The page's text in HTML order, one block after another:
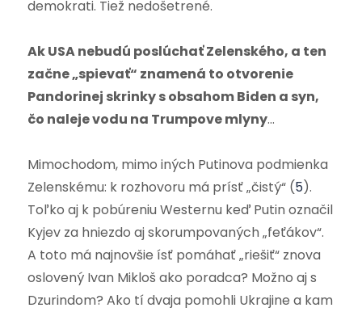
demokrati. Tiež nedošetrené.
Ak USA nebudú poslúchať Zelenského, a ten
začne „spievať“ znamená to otvorenie
Pandorinej skrinky s obsahom Biden a syn,
čo naleje vodu na Trumpove mlyny…
Mimochodom, mimo iných Putinova podmienka
Zelenskému: k rozhovoru má prísť „čistý“ (5).
Toľko aj k pobúreniu Westernu keď Putin označil
Kyjev za hniezdo aj skorumpovaných „feťákov“.
A toto má najnovšie ísť pomáhať „riešiť“ znova
oslovený Ivan Mikloš ako poradca? Možno aj s
Dzurindom? Ako tí dvaja pomohli Ukrajine a kam